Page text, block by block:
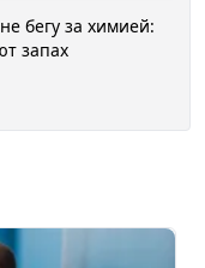
бегу за химией:
запах